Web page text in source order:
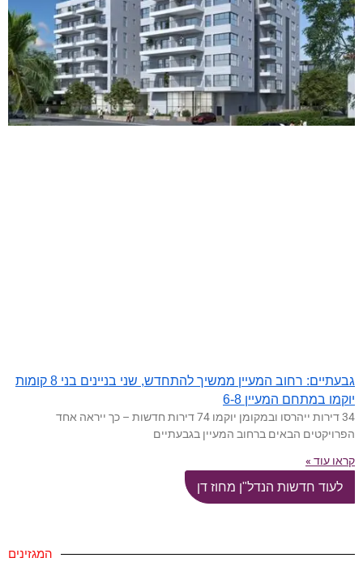
גבעתיים: רחוב המעיין ממשיך להתחדש, שני בניינים בני 8 קומות
יוקמו במתחם המעיין 6-8
34 דירות ייהרסו ובמקומן יוקמו 74 דירות חדשות – כך ייראה אחד
הפרויקטים הבאים ברחוב המעיין בגבעתיים
קראו עוד »
לעוד חדשות הנדל"ן מחוז דן
המגזינים